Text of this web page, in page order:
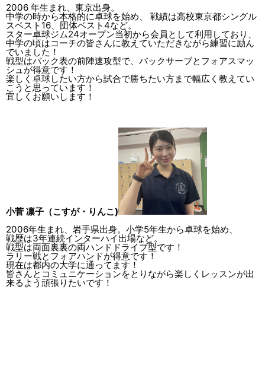
2006 年生まれ、東京出身。
中学の時から本格的に卓球を始め、 戦績は高校東京都シングル
スベスト16、団体ベスト4など。
スター卓球ジム24オープン当初から会員として利用しており、
中学の頃はコーチの皆さんに教えていただきながら練習に励ん
でいました！
戦型はバック表の前陣速攻型で、バックサーブとフォアスマッ
シュが得意です！
楽しく卓球したい方から試合で勝ちたい方まで幅広く教えてい
こうと思っています！
宜しくお願いします！
小菅 凛子（こすが・りんこ)
2006年生まれ、岩手県出身。小学5年生から卓球を始め、
戦歴は3年連続インターハイ出場など。
戦型は両面裏裏の両ハンドドライブ型です！
ラリー戦とフォアハンドが得意です！
現在は都内の大学に通ってます！
皆さんとコミュニケーションをとりながら楽しくレッスンが出
来るよう頑張りたいです！